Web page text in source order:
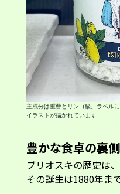
主成分は重曹とリンゴ酸。ラベル
イラストが描かれています
豊かな食卓の裏
ブリオスキの歴史は
その誕生は1880年ま